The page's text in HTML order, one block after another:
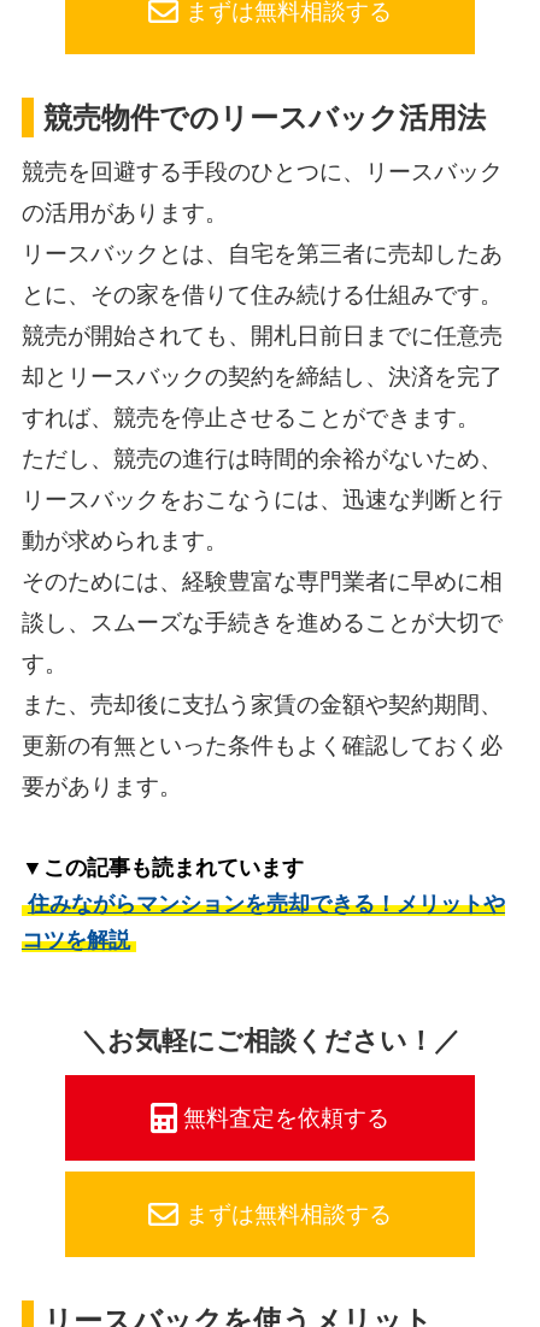
まずは無料相談する
競売物件でのリースバック活用法
競売を回避する手段のひとつに、リースバック
の活用があります。
リースバックとは、自宅を第三者に売却したあ
とに、その家を借りて住み続ける仕組みです。
競売が開始されても、開札日前日までに任意売
却とリースバックの契約を締結し、決済を完了
すれば、競売を停止させることができます。
ただし、競売の進行は時間的余裕がないため、
リースバックをおこなうには、迅速な判断と行
動が求められます。
そのためには、経験豊富な専門業者に早めに相
談し、スムーズな手続きを進めることが大切で
す。
また、売却後に支払う家賃の金額や契約期間、
更新の有無といった条件もよく確認しておく必
要があります。
▼この記事も読まれています
住みながらマンションを売却できる！メリットや
コツを解説
＼お気軽にご相談ください！／
無料査定を依頼する
まずは無料相談する
リースバックを使うメリット